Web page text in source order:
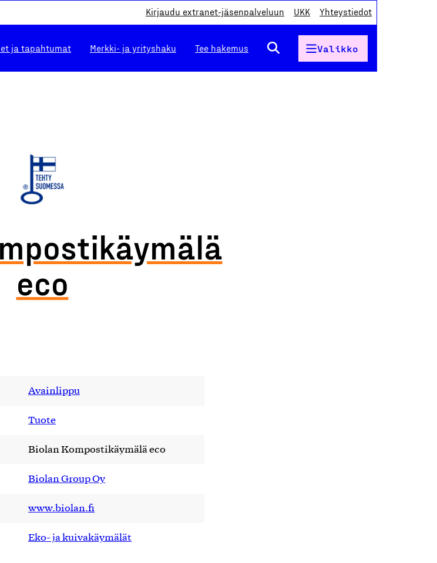
Kirjaudu extranet-jäsenpalveluun UKK Yhteystiedot
ja tapahtumat Merkki- ja yrityshaku Tee hakemus Valikko
eco
Avainlippu
Tuote
Biolan Kompostikäymälä eco
Biolan Group Oy
www.biolan.fi
Eko- ja kuivakäymälät